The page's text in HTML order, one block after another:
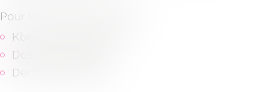
Pour les dossiers juridiques,
Kbis, derniers statuts,
Dossiers d’archives,
Dernières factures.